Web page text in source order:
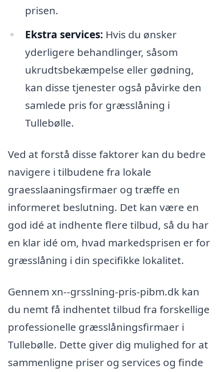
prisen.
Ekstra services: Hvis du ønsker
yderligere behandlinger, såsom
ukrudtsbekæmpelse eller gødning,
kan disse tjenester også påvirke den
samlede pris for græsslåning i
Tullebølle.
Ved at forstå disse faktorer kan du bedre
navigere i tilbudene fra lokale
graesslaaningsfirmaer og træffe en
informeret beslutning. Det kan være en
god idé at indhente flere tilbud, så du har
en klar idé om, hvad markedsprisen er for
græsslåning i din specifikke lokalitet.
Gennem xn--grsslning-pris-pibm.dk kan
du nemt få indhentet tilbud fra forskellige
professionelle græsslåningsfirmaer i
Tullebølle. Dette giver dig mulighed for at
sammenligne priser og services og finde